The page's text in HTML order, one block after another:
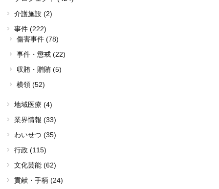
介護施設 (2)
事件 (222)
傷害事件 (78)
事件・懲戒 (22)
収賄・贈賄 (5)
横領 (52)
地域医療 (4)
業界情報 (33)
わいせつ (35)
行政 (115)
文化芸能 (62)
貢献・手柄 (24)